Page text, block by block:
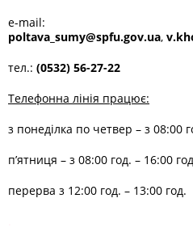
e-mail:
poltava_sumy@spfu.gov.ua,
тел.: (0532) 56-27-22
Телефонна лінія працює:
з понеділка по четвер – з 08:00
п’ятниця – з 08:00 год. – 16:00
перерва з 12:00 год. – 13:00 год.